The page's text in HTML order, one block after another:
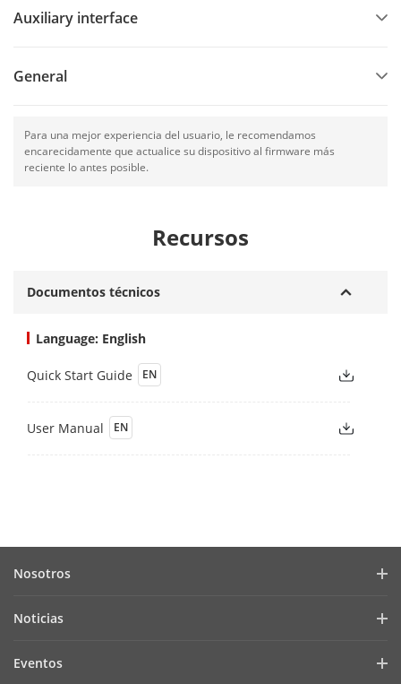
Auxiliary interface
General
Para una mejor experiencia del usuario, le recomendamos
encarecidamente que actualice su dispositivo al firmware más
reciente lo antes posible.
Recursos
Documentos técnicos
Language: English
Quick Start Guide EN
User Manual EN
Nosotros
Ciberseguridad
Noticias
Eventos